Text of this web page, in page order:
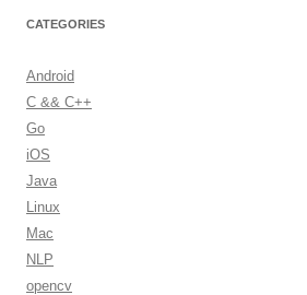
r
h
f
o
r
:
CATEGORIES
Android
C && C++
Go
iOS
Java
Linux
Mac
NLP
opencv